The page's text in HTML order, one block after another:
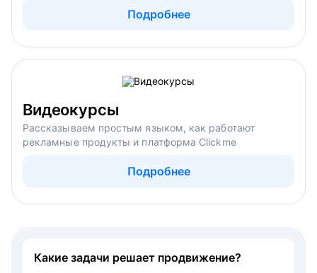
Подробнее
Видеокурсы
Рассказываем простым языком, как работают
рекламные продукты и платформа Clickme
Подробнее
Какие задачи решает продвижение?